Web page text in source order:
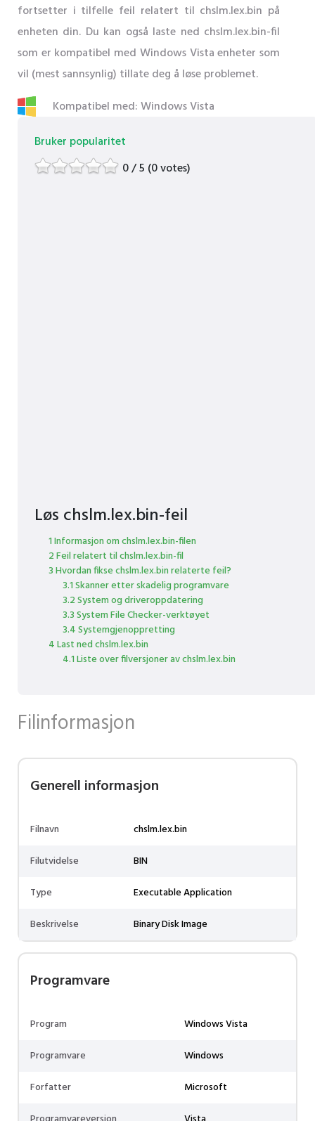
fortsetter i tilfelle feil relatert til chslm.lex.bin på
enheten din. Du kan også laste ned chslm.lex.bin-fil
som er kompatibel med Windows Vista enheter som
vil (mest sannsynlig) tillate deg å løse problemet.
Kompatibel med: Windows Vista
Bruker popularitet
0 / 5 (0 votes)
Løs chslm.lex.bin-feil
1 Informasjon om chslm.lex.bin-filen
2 Feil relatert til chslm.lex.bin-fil
3 Hvordan fikse chslm.lex.bin relaterte feil?
3.1 Skanner etter skadelig programvare
3.2 System og driveroppdatering
3.3 System File Checker-verktøyet
3.4 Systemgjenoppretting
4 Last ned chslm.lex.bin
4.1 Liste over filversjoner av chslm.lex.bin
Filinformasjon
Generell informasjon
Filnavn
chslm.lex.bin
Filutvidelse
BIN
Type
Executable Application
Beskrivelse
Binary Disk Image
Programvare
Program
Windows Vista
Programvare
Windows
Forfatter
Microsoft